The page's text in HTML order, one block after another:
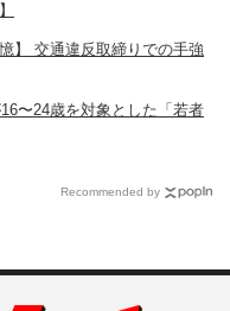
】 交通違反取締りでの手強
〜24歳を対象とした「若者
Recommended by